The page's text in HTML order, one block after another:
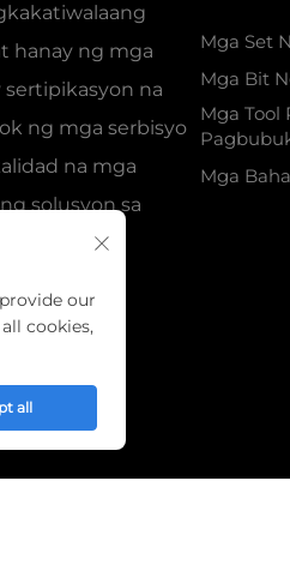
hanay ng mga
sertipikasyon na
ng mga serbisyo
na mga
solusyon sa
kasosyo.
ngayon.
Mga Set
Mga Bit
Mga Tool
Mga
our
cookies,
all